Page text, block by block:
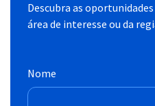
Descubra as
área de interesse ou da
Nome